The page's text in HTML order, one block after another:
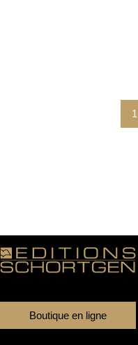
1
Boutique en ligne